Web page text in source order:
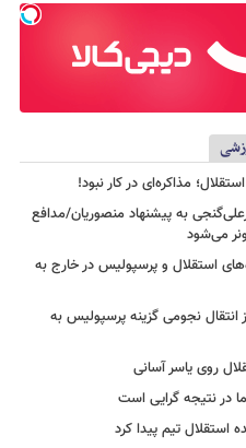
مذاکره‌ای در کار نبود!
به پیشنهاد منصوریان/مدافع
می‌شود
استقلال و پرسپولیس در خارج به
انتقال نجومی گزینه پرسپولیس به
روی یاسر آسانی
در نتیجه گرایی است
استقلال تیم پیدا کرد